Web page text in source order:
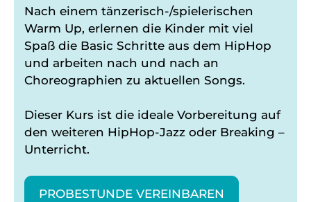
Nach einem tänzerisch-/spielerischen
Warm Up, erlernen die Kinder mit viel
Spaß die Basic Schritte aus dem HipHop
und arbeiten nach und nach an
Choreographien zu aktuellen Songs.
Dieser Kurs ist die ideale Vorbereitung auf
den weiteren HipHop-Jazz oder Breaking –
Unterricht.
PROBESTUNDE VEREINBAREN